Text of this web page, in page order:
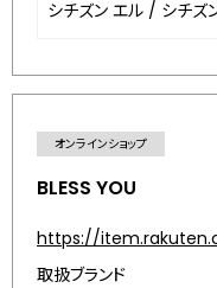
シチズン エル / シチズ
オンラインショップ
BLESS YOU
https://
取扱ブランド